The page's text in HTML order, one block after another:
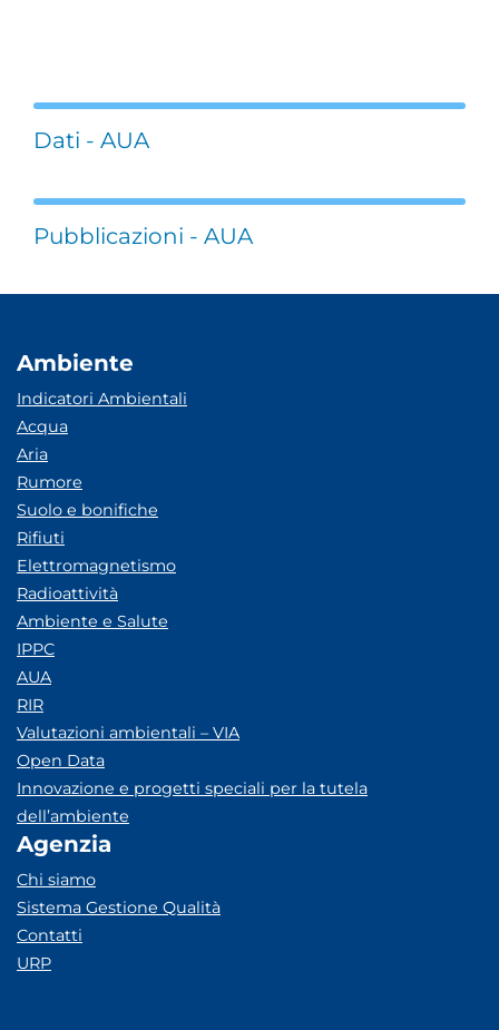
Dati - AUA
Pubblicazioni - AUA
Ambiente
Indicatori Ambientali
Acqua
Aria
Rumore
Suolo e bonifiche
Rifiuti
Elettromagnetismo
Radioattività
Ambiente e Salute
IPPC
AUA
RIR
Valutazioni ambientali – VIA
Open Data
Innovazione e progetti speciali per la tutela
dell’ambiente
Agenzia
Chi siamo
Sistema Gestione Qualità
Contatti
URP